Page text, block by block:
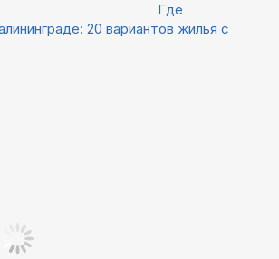
Где
20 вариантов жилья с